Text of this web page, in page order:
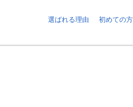
選ばれる理由 初めての